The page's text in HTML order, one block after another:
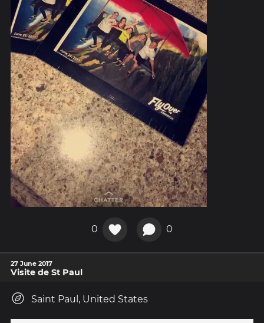
0 0
27 June 2017
Visite de St Paul
Saint Paul, United States